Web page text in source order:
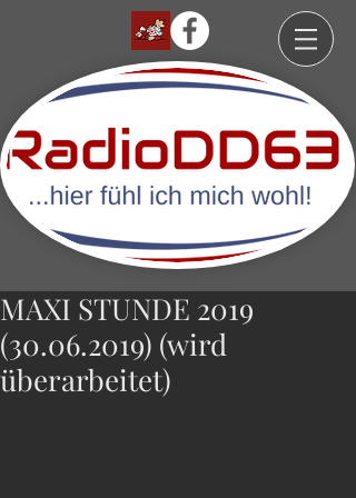
MAXI STUNDE 2019
(30.06.2019) (wird
überarbeitet)